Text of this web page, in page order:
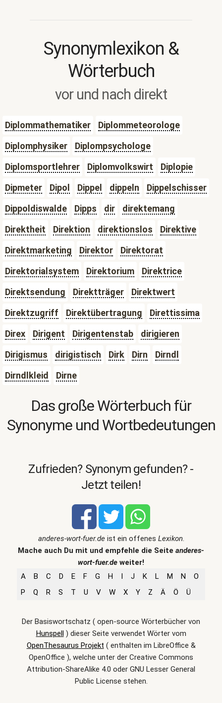
Synonymlexikon &
Wörterbuch
vor und nach direkt
Diplommathematiker
Diplommeteorologe
Diplomphysiker
Diplompsychologe
Diplomsportlehrer
Diplomvolkswirt
Diplopie
Dipmeter
Dipol Dippel dippeln
Dippelschisser
Dippoldiswalde
Dipps dir
direktemang
Direktheit
Direktion direktionslos
Direktive
Direktmarketing
Direktor
Direktorat
Direktorialsystem
Direktorium
Direktrice
Direktsendung
Direktträger
Direktwert
Direktzugriff
Direktübertragung
Direttissima
Direx
Dirigent Dirigentenstab
dirigieren
Dirigismus
dirigistisch Dirk Dirn
Dirndl
Dirndlkleid
Dirne
Das große Wörterbuch für
Synonyme und Wortbedeutungen
Zufrieden? Synonym gefunden? -
Jetzt teilen!
anderes-wort-fuer.deist ein offenes Lexikon.
Mache auch Du mit und empfehle die Seite anderes-
wort-fuer.de weiter!
A
B C D E F G H I J K L M N
O
P
Q R S T U V W X Y Z Ä Ö Ü
Der Basiswortschatz ( open-source Wörterbücher von
Hunspell) dieser Seite verwendet Wörter vom
OpenThesaurus Projekt ( enthalten im LibreOffice &
OpenOffice ), welche unter der Creative Commons
Attribution-ShareAlike 4.0 oder GNU Lesser General
Public License stehen.